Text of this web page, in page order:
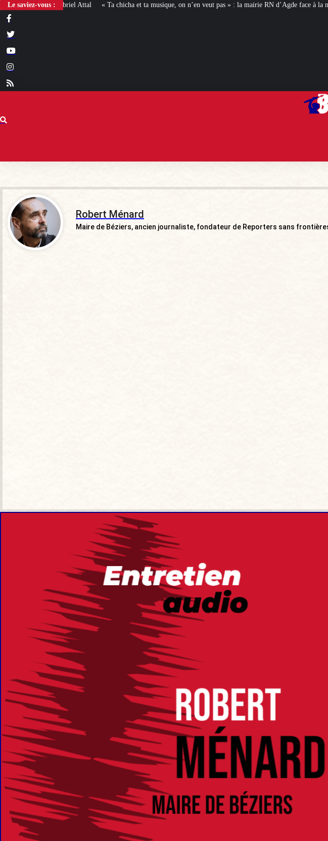
Le saviez-vous :« Ta chicha et ta musique, on n’en veut pas » : la mairie RN d’Agde face à la meute « antiraciste »
Robert Ménard
Maire de Béziers, ancien journaliste, fondateur de Reporters sans